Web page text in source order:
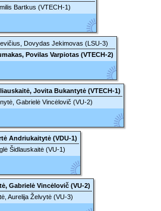
Bartkus (VTECH-1)
Dovydas Jekimovas (LSU-3)
Povilas Varpiotas (VTECH-2)
Jovita Bukantytė (VTECH-1)
Gabrielė Vincėlovič (VU-2)
Andriukaitytė (VDU-1)
Šidlauskaitė (VU-1)
Gabrielė Vincėlovič (VU-2)
Aurelija Želvytė (VU-3)